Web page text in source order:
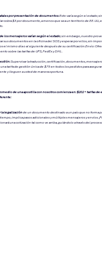
por presentación de documentos:Esto varía según el estado;
cobra $3 por documento, a menos que sea un territorio de EE. UU.,
los mensajeros varían según el estado; sin embargo, nuestro
sus documentos en la oficina del SOS y esperar por ellos, sin
el mismo día o al siguiente después de su certificación.Envío:
sobre las tarifas de UPS, FedEx y DHL.
Supervisar la traducción, certificación, documentos,
una tarifa de gestión única de $75 en todos los pedidos para
y lleguen a usted de manera oportuna.
de una apostilla con nosotros comienza en: $202 + tarifas
la legalizaciónde un documento destinado a un país que no forma
implica pasos adicionales y múltiples mensajeros y envíos.
una cotización tal como ve arriba, guiándolo a través del